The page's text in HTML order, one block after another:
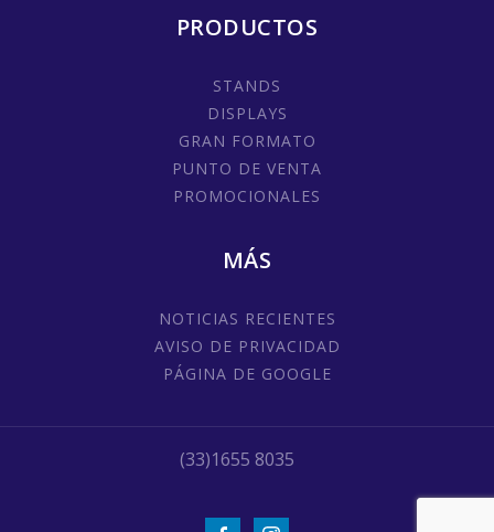
PRODUCTOS
STANDS
DISPLAYS
GRAN FORMATO
PUNTO DE VENTA
PROMOCIONALES
MÁS
NOTICIAS RECIENTES
AVISO DE PRIVACIDAD
PÁGINA DE GOOGLE
(33)1655 8035